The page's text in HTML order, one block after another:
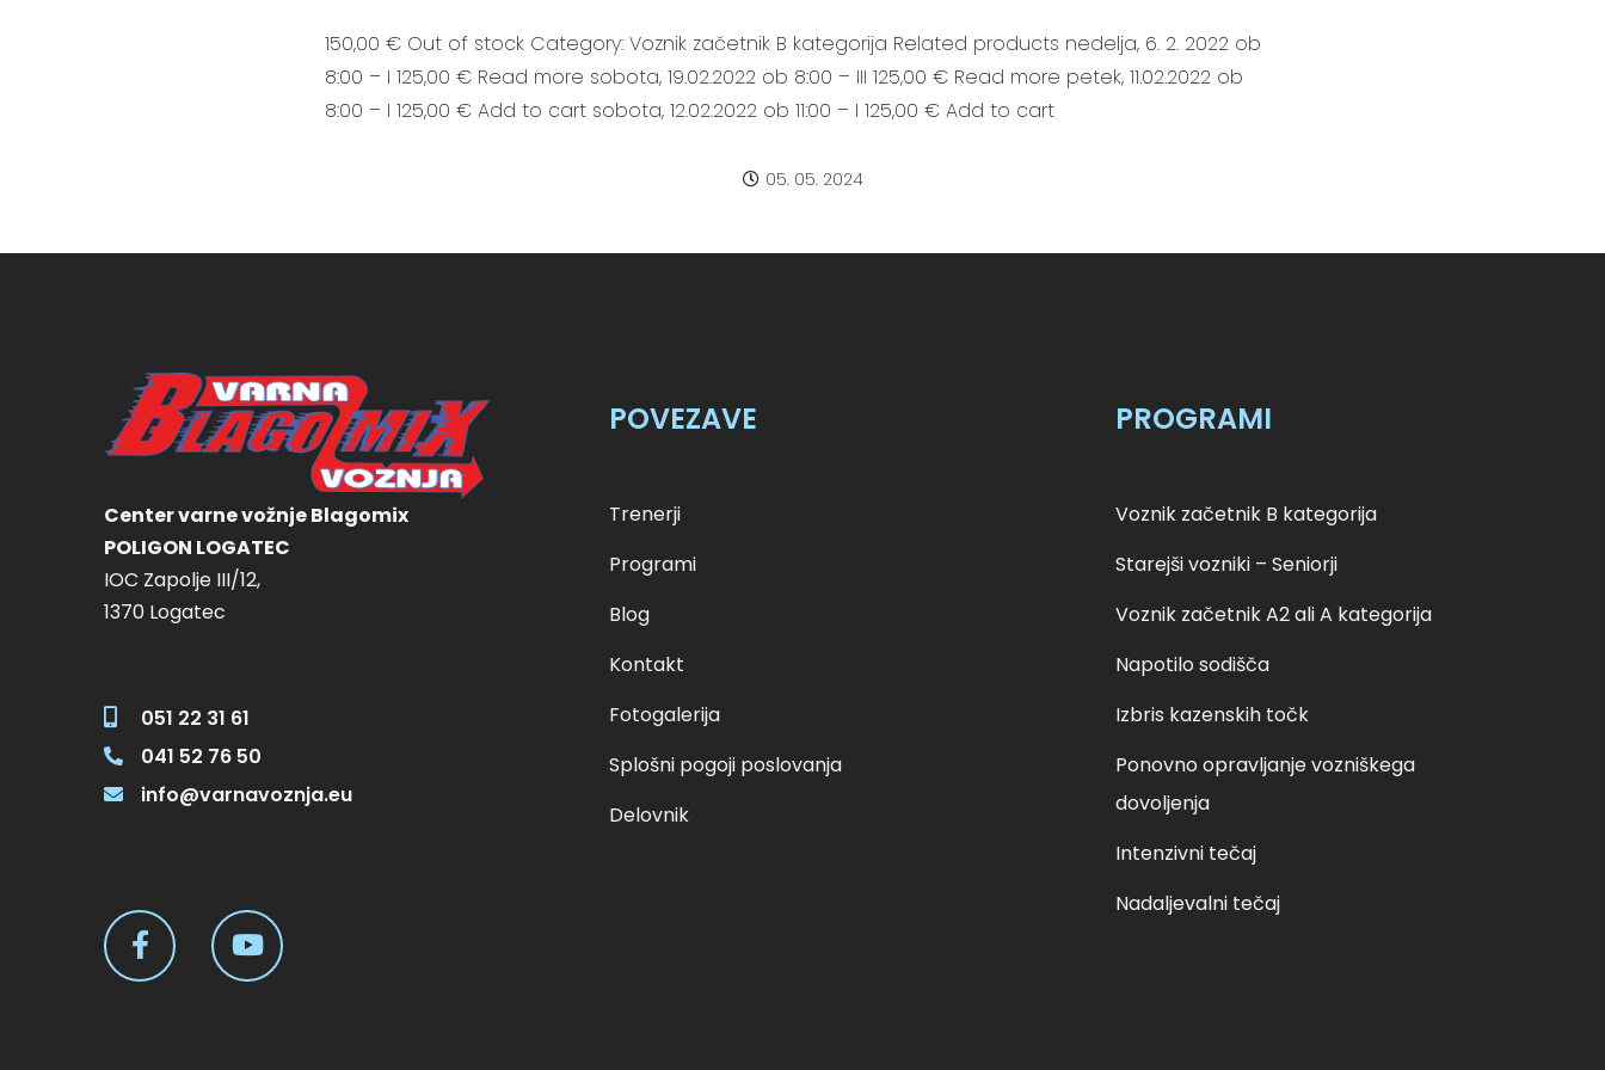
150,00 € Out of stock Category: Voznik začetnik B kategorija Related products nedelja, 6. 2. 2022 ob
8:00 – I 125,00 € Read more sobota, 19.02.2022 ob 8:00 – III 125,00 € Read more petek, 11.02.2022 ob
8:00 – I 125,00 € Add to cart sobota, 12.02.2022 ob 11:00 – I 125,00 € Add to cart
05. 05. 2024
Center varne vožnje Blagomix
POLIGON LOGATEC
IOC Zapolje III/12,
1370 Logatec
051 22 31 61
041 52 76 50
info@varnavoznja.eu
POVEZAVE
Trenerji
Programi
Blog
Kontakt
Fotogalerija
Splošni pogoji poslovanja
Delovnik
PROGRAMI
Voznik začetnik B kategorija
Starejši vozniki – Seniorji
Voznik začetnik A2 ali A kategorija
Napotilo sodišča
Izbris kazenskih točk
Ponovno opravljanje vozniškega
dovoljenja
Intenzivni tečaj
Nadaljevalni tečaj